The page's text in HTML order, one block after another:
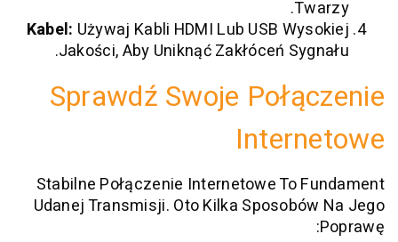
Kabel:Używaj Kabli HDMI Lub USB
Jakości, Aby Uniknąć Zakłóceń
Sprawdź Swoje
Stabilne Połączenie Internetowe To
Udanej Transmisji. Oto Kilka